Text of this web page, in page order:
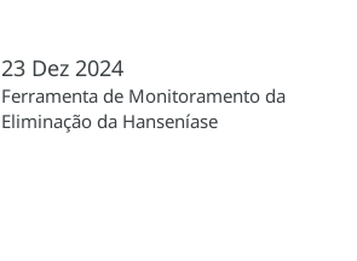
23 Dez 2024
Ferramenta de Monitoramento da
Eliminação da Hanseníase